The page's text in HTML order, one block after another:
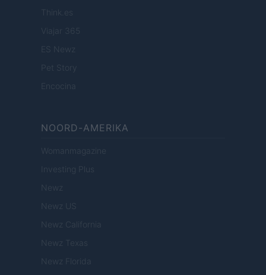
Think.es
Viajar 365
ES Newz
Pet Story
Encocina
NOORD-AMERIKA
Womanmagazine
Investing Plus
Newz
Newz US
Newz California
Newz Texas
Newz Florida